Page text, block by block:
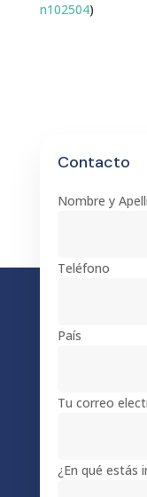
n102504)
Contacto
Nombre y
Teléfono
País
Tu correo
¿En qué estás